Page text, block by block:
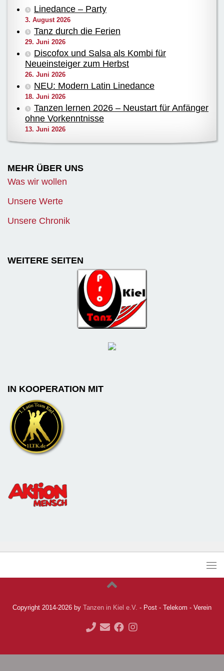
Linedance – Party
3. August 2026
Tanz durch die Ferien
29. Juni 2026
Discofox und Salsa als Kombi für
Neueinsteiger zum Herbst
26. Juni 2026
NEU: Modern Latin Linedance
18. Juni 2026
Tanzen lernen 2026 – Neustart für Anfänger
ohne Vorkenntnisse
13. Juni 2026
MEHR ÜBER UNS
Was wir wollen
Unsere Werte
Unsere Chronik
WEITERE SEITEN
IN KOOPERATION MIT
Copyright 2014-2026 by Tanzen in Kiel e.V. - Post - Telekom - Verein